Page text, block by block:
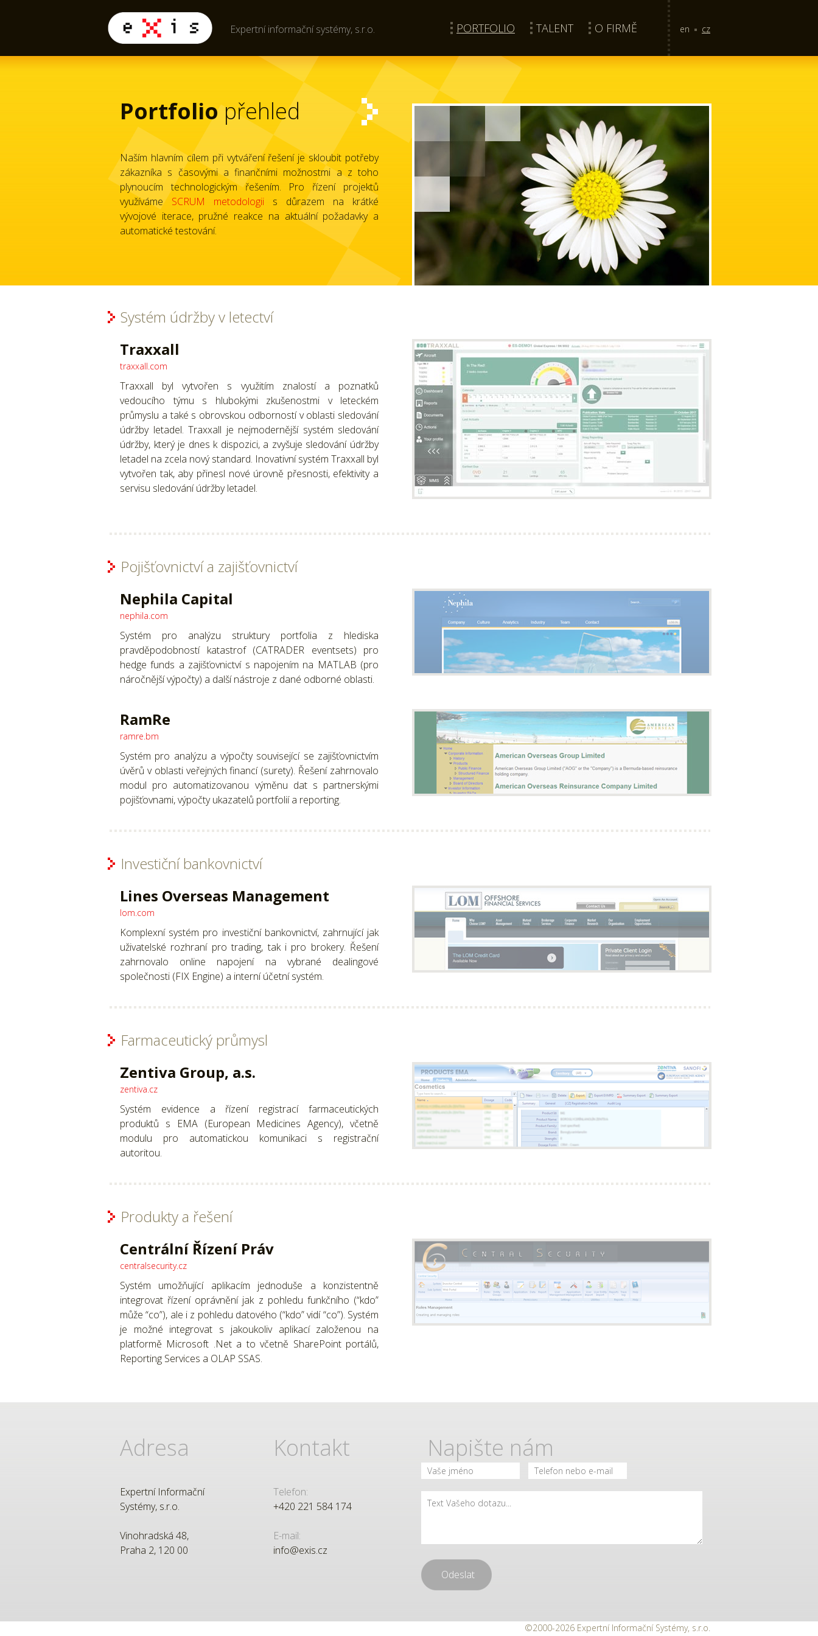
Expertní informační systémy, s.r.o. en cz
PORTFOLIO TALENT O FIRMĚ
Portfoliopřehled
Naším hlavním cílem při vytváření řešení je skloubit potřeby
zákazníka s časovými a finančními možnostmi a z toho
plynoucím technologickým řešením. Pro řízení projektů
využíváme SCRUM metodologii s důrazem na krátké
vývojové iterace, pružné reakce na aktuální požadavky a
automatické testování.
Systém údržby v letectví
Traxxall
traxxall.com
Traxxall byl vytvořen s využitím znalostí a poznatků
vedoucího týmu s hlubokými zkušenostmi v leteckém
průmyslu a také s obrovskou odborností v oblasti sledování
údržby letadel. Traxxall je nejmodernější systém sledování
údržby, který je dnes k dispozici, a zvyšuje sledování údržby
letadel na zcela nový standard. Inovativní systém Traxxall byl
vytvořen tak, aby přinesl nové úrovně přesnosti, efektivity a
servisu sledování údržby letadel.
Pojišťovnictví a zajišťovnictví
Nephila Capital
nephila.com
Systém pro analýzu struktury portfolia z hlediska
pravděpodobností katastrof (CATRADER eventsets) pro
hedge funds a zajišťovnictví s napojením na MATLAB (pro
náročnější výpočty) a další nástroje z dané odborné oblasti.
RamRe
ramre.bm
Systém pro analýzu a výpočty související se zajišťovnictvím
úvěrů v oblasti veřejných financí (surety). Řešení zahrnovalo
modul pro automatizovanou výměnu dat s partnerskými
pojišťovnami, výpočty ukazatelů portfolií a reporting.
Investiční bankovnictví
Lines Overseas Management
lom.com
Komplexní systém pro investiční bankovnictví, zahrnující jak
uživatelské rozhraní pro trading, tak i pro brokery. Řešení
zahrnovalo online napojení na vybrané dealingové
společnosti (FIX Engine) a interní účetní systém.
Farmaceutický průmysl
Zentiva Group, a.s.
zentiva.cz
Systém evidence a řízení registrací farmaceutických
produktů s EMA (European Medicines Agency), včetně
modulu pro automatickou komunikaci s registrační
autoritou.
Produkty a řešení
Centrální Řízení Práv
centralsecurity.cz
Systém umožňující aplikacím jednoduše a konzistentně
integrovat řízení oprávnění jak z pohledu funkčního (“kdo”
může “co”), ale i z pohledu datového (“kdo” vidí “co”). Systém
je možné integrovat s jakoukoliv aplikací založenou na
platformě Microsoft .Net a to včetně SharePoint portálů,
Reporting Services a OLAP SSAS.
Adresa
Expertní Informační
Systémy, s.r.o.
Vinohradská 48,
Praha 2, 120 00
Kontakt
Telefon:
+420 221 584 174
E-mail:
info@exis.cz
Napište nám
©2000-2026 Expertní Informační Systémy, s.r.o.